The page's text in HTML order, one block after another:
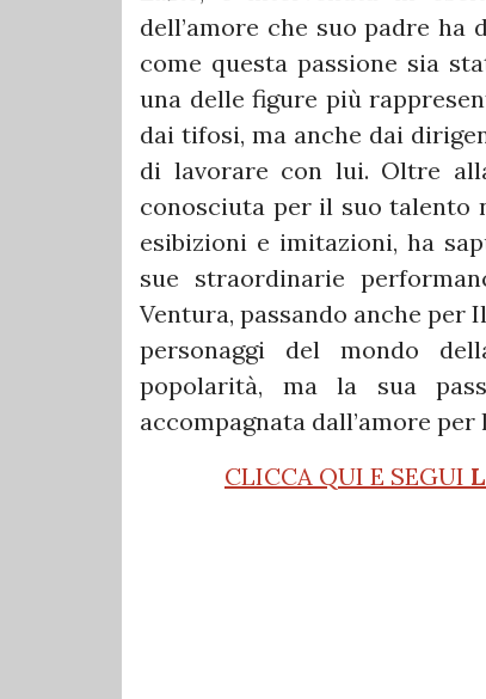
dell’amore che suo padre
come questa passione sia
una delle figure più
dai tifosi, ma anche dai
di lavorare con lui. Oltre
conosciuta per il suo talento
esibizioni e imitazioni, ha
sue straordinarie
Ventura, passando anche per
personaggi del mondo
popolarità, ma la sua
accompagnata dall’amore per
CLICCA QUI E SEGUI